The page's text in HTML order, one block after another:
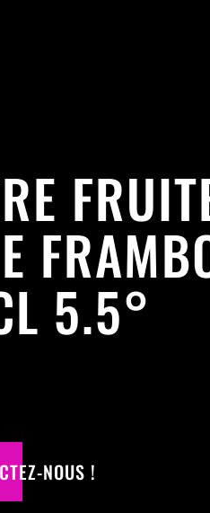
5.5°
NOUS !